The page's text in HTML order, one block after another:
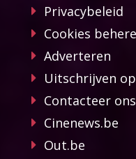
Privacybeleid
Cookies
Adverteren
Uitschrijven
Contacteer ons
Cinenews.be
Out.be